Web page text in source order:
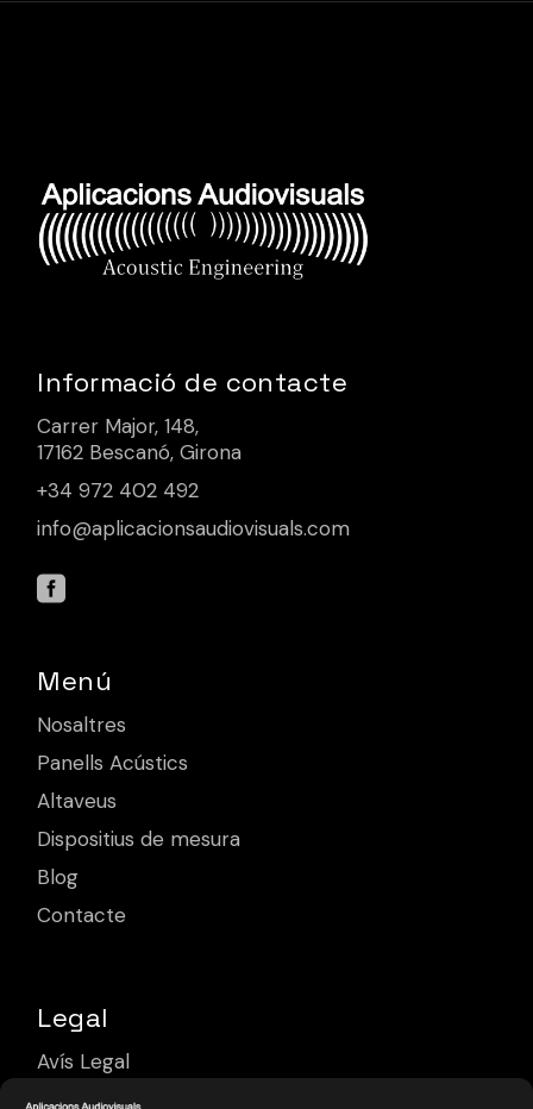
Informació de contacte
Carrer Major, 148,
17162 Bescanó, Girona
+34 972 402 492
info@aplicacionsaudiovisuals.com
Menú
Nosaltres
Panells Acústics
Altaveus
Dispositius de mesura
Blog
Contacte
Legal
Avís Legal
Política de Privacitat